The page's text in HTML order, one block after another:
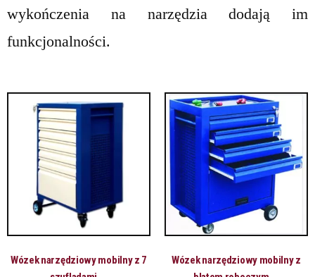
wykończenia na narzędzia dodają im
funkcjonalności.
Wózek narzędziowy mobilny z 7
Wózek narzędziowy mobilny z